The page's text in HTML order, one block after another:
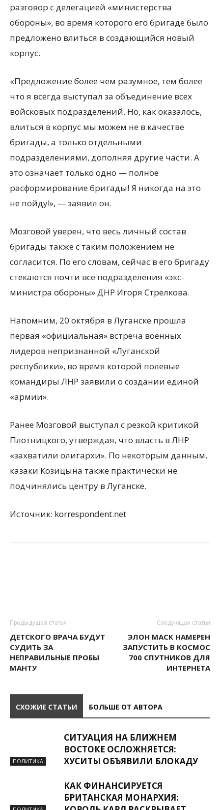
разговор с делегацией «министерства
обороны», во время которого его бригаде было
предложено влиться в создающийся новый
корпус.
«Предложение более чем разумное, тем более
что я всегда выступал за объединение всех
войсковых подразделений. Но, как оказалось,
влиться в корпус мы можем не в качестве
бригады, а только отдельными
подразделениями, дополняя другие части. А
это означает только одно — полное
расформирование бригады! Я никогда на это
не пойду!», — заявил он.
Мозговой уверен, что весь личный состав
бригады также с таким положением не
согласится. По его словам, сейчас в его бригаду
стекаются почти все подразделения «экс-
министра обороны» ДНР Игоря Стрелкова.
Напомним, 20 октября в Луганске прошла
первая «официальная» встреча военных
лидеров непризнанной «Луганской
республики», во время которой полевые
командиры ЛНР заявили о создании единой
«армии».
Ранее Мозговой выступал с резкой критикой
Плотницкого, утверждая, что власть в ЛНР
«захватили олигархи». По некоторым данным,
казаки Козицына также практически не
подчинялись центру в Луганске.
Источник: korrespondent.net
Предыдущая статья
ДЕТСКОГО ВРАЧА БУДУТ
СУДИТЬ ЗА
НЕПРАВИЛЬНЫЕ ПРОБЫ
МАНТУ
Следующая статья
ЭЛОН МАСК НАМЕРЕН
ЗАПУСТИТЬ В КОСМОС
700 СПУТНИКОВ ДЛЯ
ИНТЕРНЕТА
СХОЖИЕ СТАТЬИ БОЛЬШЕ ОТ АВТОРА
ПОЛИТИКА
СИТУАЦИЯ НА БЛИЖНЕМ
ВОСТОКЕ ОСЛОЖНЯЕТСЯ:
ХУСИТЫ ОБЪЯВИЛИ БЛОКАДУ
КАК ФИНАНСИРУЕТСЯ
БРИТАНСКАЯ МОНАРХИЯ: